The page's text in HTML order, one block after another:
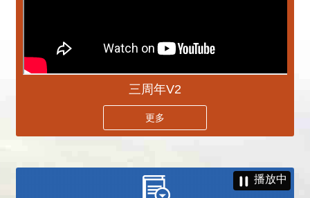
三周年V2
更多
播放中